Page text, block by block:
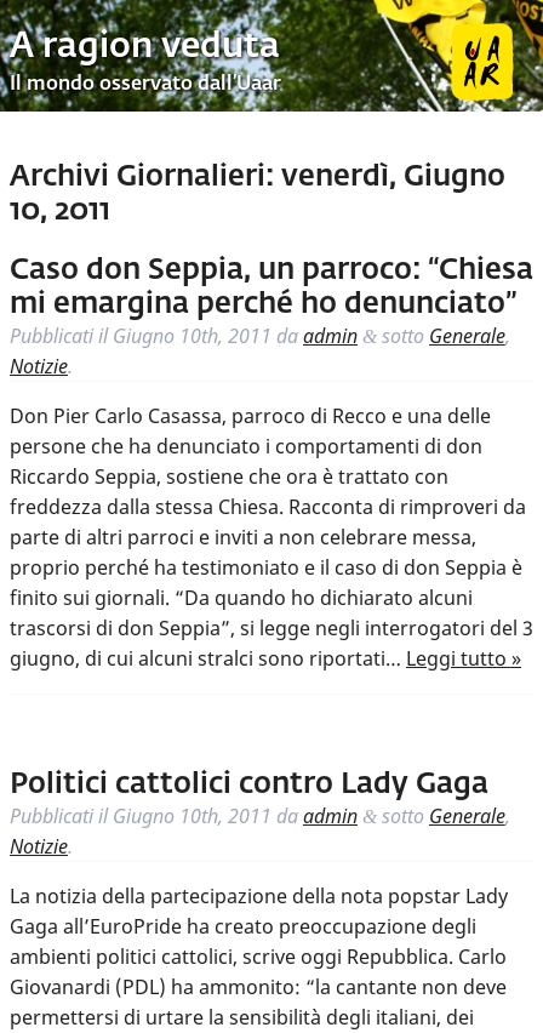
A ragion veduta
Il mondo osservato dall’Uaar
Archivi Giornalieri: venerdì, Giugno
10, 2011
Caso don Seppia, un parroco: “Chiesa
mi emargina perché ho denunciato”
Pubblicati ilGiugno 10th, 2011 daadmin & sotto Generale,
Notizie.
Don Pier Carlo Casassa, parroco di Recco e una delle
persone che ha denunciato i comportamenti di don
Riccardo Seppia, sostiene che ora è trattato con
freddezza dalla stessa Chiesa. Racconta di rimproveri da
parte di altri parroci e inviti a non celebrare messa,
proprio perché ha testimoniato e il caso di don Seppia è
finito sui giornali. “Da quando ho dichiarato alcuni
trascorsi di don Seppia”, si legge negli interrogatori del 3
giugno, di cui alcuni stralci sono riportati… Leggi tutto »
Politici cattolici contro Lady Gaga
Pubblicati ilGiugno 10th, 2011 daadmin & sotto Generale,
Notizie.
La notizia della partecipazione della nota popstar Lady
Gaga all’EuroPride ha creato preoccupazione degli
ambienti politici cattolici, scrive oggi Repubblica. Carlo
Giovanardi (PDL) ha ammonito: “la cantante non deve
permettersi di urtare la sensibilità degli italiani, dei